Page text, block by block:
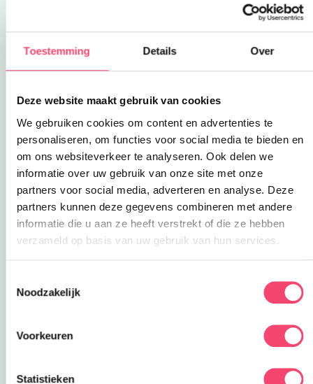
Toestemming Details Over
Deze website maakt gebruik van cookies
We gebruiken cookies om content en advertenties te
personaliseren, om functies voor social media te bieden en
om ons websiteverkeer te analyseren. Ook delen we
informatie over uw gebruik van onze site met onze
partners voor social media, adverteren en analyse. Deze
partners kunnen deze gegevens combineren met andere
informatie die u aan ze heeft verstrekt of die ze hebben
verzameld op basis van uw gebruik van hun services.
Noodzakelijk
Voorkeuren
Statistieken
Strikjes en jurken uit de kast! Tover het gezin én
het huis om toteen chique restaurantvoor één
avond. Het diner kun je laten bezorgen door een
voor het
hele gezin. Iedereen geeft een lesje aan de rest
Even lekker kletsen Deze link opent in een nieuwe tab
lunch, het diner of een wandeling. Zo leer je
Sluiten
gezinstickets voor Kasteel de Haar!